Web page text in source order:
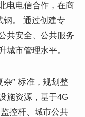
电电信合作，在商
钢。 通过创建专
共安全、公共服务
城市管理水平。
杂” 标准，规划整
施资源，基于4G
控杆、城市公共